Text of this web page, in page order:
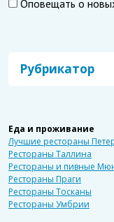
Оповещать о
Рубрикатор
Еда и проживание
Лучшие рестораны
Рестораны Таллина
Рестораны и пивные
Рестораны Праги
Рестораны Тосканы
Рестораны Умбрии